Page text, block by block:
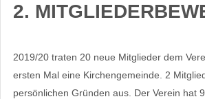
2.
2019/20 traten 20 neue Mitglieder dem
ersten Mal eine Kirchengemeinde. 2
persönlichen Gründen aus. Der Verein hat